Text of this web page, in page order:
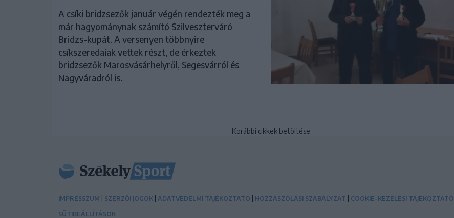
A csíki bridzsezők január végén rendezték meg a
már hagyománynak számító Szilveszterváró
Bridzs-kupát. A versenyen többnyire
csíkszeredaiak vettek részt, de érkeztek
bridzsezők Marosvásárhelyről, Segesvárról és
Nagyváradról is.
Korábbi cikkek betöltése
IMPRESSZUM | SZERZŐI JOGOK | ADATVÉDELMI TÁJÉKOZTATÓ | HOZZÁSZÓLÁSI SZABÁLYZAT | COOKIE-KEZELÉSI TÁJÉKOZTATÓ
SÜTIBEÁLLÍTÁSOK